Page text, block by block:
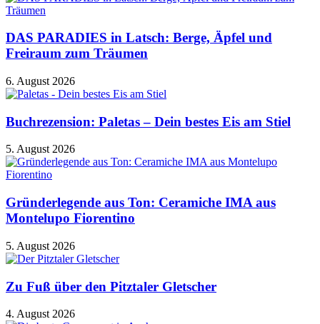
DAS PARADIES in Latsch: Berge, Äpfel und
Freiraum zum Träumen
6. August 2026
Buchrezension: Paletas – Dein bestes Eis am Stiel
5. August 2026
Gründerlegende aus Ton: Ceramiche IMA aus
Montelupo Fiorentino
5. August 2026
Zu Fuß über den Pitztaler Gletscher
4. August 2026